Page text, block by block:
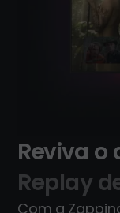
Reviva o
Replay
Com a